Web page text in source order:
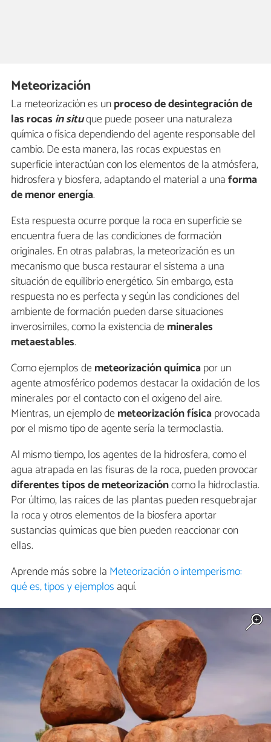
Meteorización
La meteorización es unproceso de desintegración de
las rocas in situque puede poseer una naturaleza
química o física dependiendo del agente responsable del
cambio. De esta manera, las rocas expuestas en
superficie interactúan con los elementos de la atmósfera,
hidrosfera y biosfera, adaptando el material a unaforma
de menor energía.
Esta respuesta ocurre porque la roca en superficie se
encuentra fuera de las condiciones de formación
originales. En otras palabras, la meteorización es un
mecanismo que busca restaurar el sistema a una
situación de equilibrio energético. Sin embargo, esta
respuesta no es perfecta y según las condiciones del
ambiente de formación pueden darse situaciones
inverosímiles, como la existencia deminerales
metaestables.
Como ejemplos demeteorización químicapor un
agente atmosférico podemos destacar la oxidación de los
minerales por el contacto con el oxígeno del aire.
Mientras, un ejemplo demeteorización físicaprovocada
por el mismo tipo de agente sería la termoclastia.
Al mismo tiempo, los agentes de la hidrosfera, como el
agua atrapada en las fisuras de la roca, pueden provocar
diferentes tipos de meteorizacióncomo la hidroclastia.
Por último, las raíces de las plantas pueden resquebrajar
la roca y otros elementos de la biosfera aportar
sustancias químicas que bien pueden reaccionar con
ellas.
Aprende más sobre la Meteorización o intemperismo:
qué es, tipos y ejemplos aquí.